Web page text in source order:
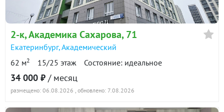
2-к, Академика Сахарова, 71
Екатеринбург,Академический
62 м2 15/25 этаж Состояние: идеальное
34 000 ₽ / месяц
размещено: 06.08.2026 , обновлено: 7.08.2026